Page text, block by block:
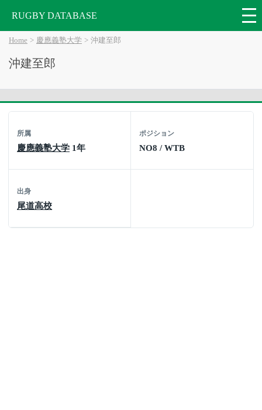
RUGBY DATABASE
Home 慶應義塾大学 沖建至郎
沖建至郎
所属
慶應義塾大学 1年
ポジション
NO8 / WTB
出身
尾道高校